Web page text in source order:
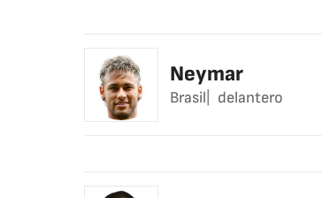
Neymar
Brasil delantero